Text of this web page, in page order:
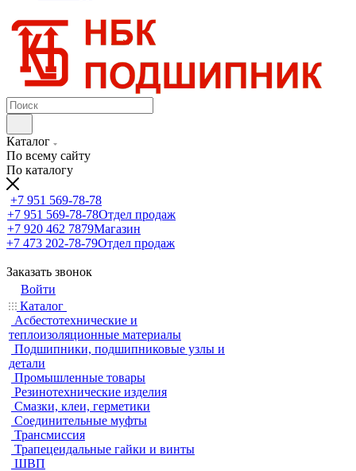
Каталог
По всему сайту
По каталогу
+7 951 569-78-78
+7 951 569-78-78Отдел продаж
+7 920 462 7879Магазин
+7 473 202-78-79Отдел продаж
Заказать звонок
Войти
Каталог
Асбестотехнические и
теплоизоляционные материалы
Подшипники, подшипниковые узлы и
детали
Промышленные товары
Резинотехнические изделия
Смазки, клеи, герметики
Соединительные муфты
Трансмиссия
Трапецеидальные гайки и винты
ШВП